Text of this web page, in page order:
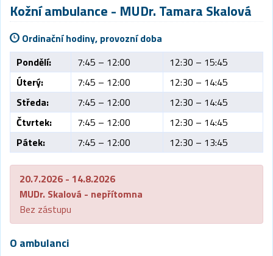
Kožní ambulance - MUDr. Tamara Skalová
Ordinační hodiny, provozní doba
Pondělí:
7:45 – 12:00
12:30 – 15:45
Úterý:
7:45 – 12:00
12:30 – 14:45
Středa:
7:45 – 12:00
12:30 – 14:45
Čtvrtek:
7:45 – 12:00
12:30 – 14:45
Pátek:
7:45 – 12:00 12:30 – 13:45
20.7.2026 - 14.8.2026
MUDr. Skalová - nepřítomna
Bez zástupu
O ambulanci